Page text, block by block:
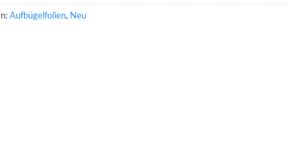
Aufbügelfolien, Neu